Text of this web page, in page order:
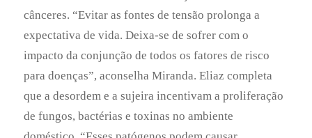
futuro”, alerta.
http://www.correiobraziliense.com.br/app/noticia/ciencia-
saude/2016/02/14/interna_ciencia_saude,517711/casa-
desorganizada-pode-indicar-que-morador-tem-
depressao-e-ansiedade.shtml